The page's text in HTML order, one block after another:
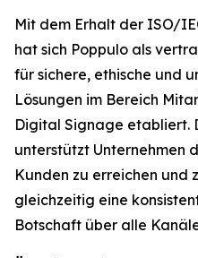
Mit dem Erhalt der ISO/
hat sich Poppulo als
für sichere, ethische und
Lösungen im Bereich
Digital Signage etabliert.
unterstützt Unternehmen
Kunden zu erreichen und
gleichzeitig eine
Botschaft über alle